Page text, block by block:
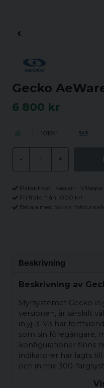
Gecko
6 800 kr
101591
- +
Rabattkod i kassan - Villaspa
Fri frakt från 1000 kr!
Betala med Swish, faktura
Beskrivning
Beskrivning av
Styrsystemet Gecko
versionen, är särskilt
in.yj-3-V3 har
som sin föregångare,
konfigurationer finns
indikatorer har lagts
och in.mix 300-